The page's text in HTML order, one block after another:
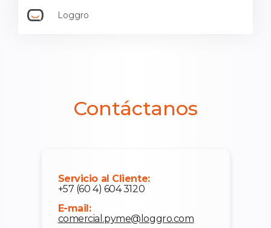
Loggro
Contáctanos
Servicio al Cliente:
+57 (60 4) 604 3120
E-mail:
comercial.pyme@loggro.com